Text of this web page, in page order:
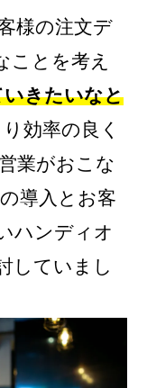
様の注文デ
ことを考え
きたいなと
効率の良く
業がおこな
導入とお客
ハンディオ
していまし